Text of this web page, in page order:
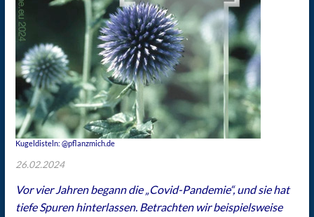
Kugeldisteln: @pflanzmich.de
26.02.2024
Vor vier Jahren begann die „Covid-Pandemie“, und sie hat
tiefe Spuren hinterlassen. Betrachten wir beispielsweise